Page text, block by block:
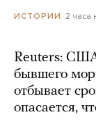
ИСТОРИИ 2 часа
Reuters: США
бывшего
отбывает
опасается,